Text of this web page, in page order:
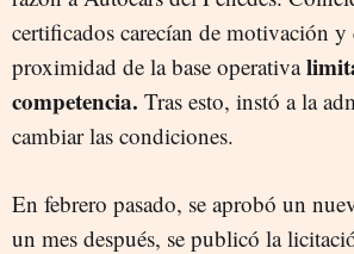
certificados carecían de motivación
proximidad de la base operativa
competencia. Tras esto, instó a la
cambiar las condiciones.
En febrero pasado, se aprobó un
un mes después, se publicó la